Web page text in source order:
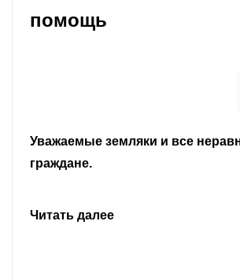
помощь
Уважаемые земляки и все
граждане.
Читать далее